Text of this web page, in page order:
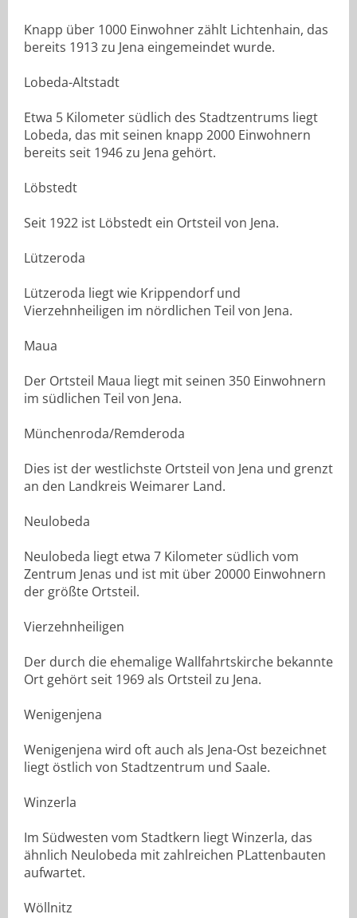
Knapp über 1000 Einwohner zählt Lichtenhain, das
bereits 1913 zu Jena eingemeindet wurde.
Lobeda-Altstadt
Etwa 5 Kilometer südlich des Stadtzentrums liegt
Lobeda, das mit seinen knapp 2000 Einwohnern
bereits seit 1946 zu Jena gehört.
Löbstedt
Seit 1922 ist Löbstedt ein Ortsteil von Jena.
Lützeroda
Lützeroda liegt wie Krippendorf und
Vierzehnheiligen im nördlichen Teil von Jena.
Maua
Der Ortsteil Maua liegt mit seinen 350 Einwohnern
im südlichen Teil von Jena.
Münchenroda/Remderoda
Dies ist der westlichste Ortsteil von Jena und grenzt
an den Landkreis Weimarer Land.
Neulobeda
Neulobeda liegt etwa 7 Kilometer südlich vom
Zentrum Jenas und ist mit über 20000 Einwohnern
der größte Ortsteil.
Vierzehnheiligen
Der durch die ehemalige Wallfahrtskirche bekannte
Ort gehört seit 1969 als Ortsteil zu Jena.
Wenigenjena
Wenigenjena wird oft auch als Jena-Ost bezeichnet
liegt östlich von Stadtzentrum und Saale.
Winzerla
Im Südwesten vom Stadtkern liegt Winzerla, das
ähnlich Neulobeda mit zahlreichen PLattenbauten
aufwartet.
Wöllnitz